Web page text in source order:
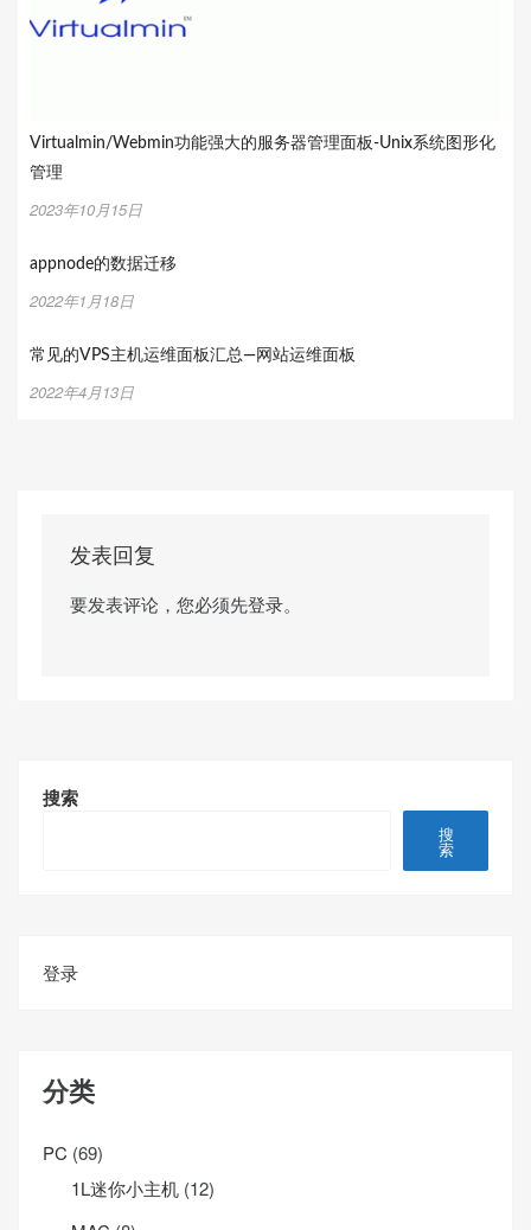
Virtualmin/Webmin功能强大的服务器管理面板-Unix系统图形化
管理
2023年10月15日
appnode的数据迁移
2022年1月18日
常见的VPS主机运维面板汇总—网站运维面板
2022年4月13日
发表回复
要发表评论，您必须先登录。
搜索
搜
索
登录
分类
PC (69)
1L迷你小主机 (12)